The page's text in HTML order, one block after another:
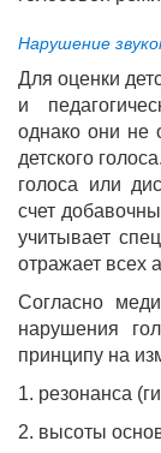
Нарушение
Для оценки
и
однако они не
детского
голоса или
счет
учитывает
отражает всех
Согласно
нарушения
принципу на
1. резонанса
2. высоты